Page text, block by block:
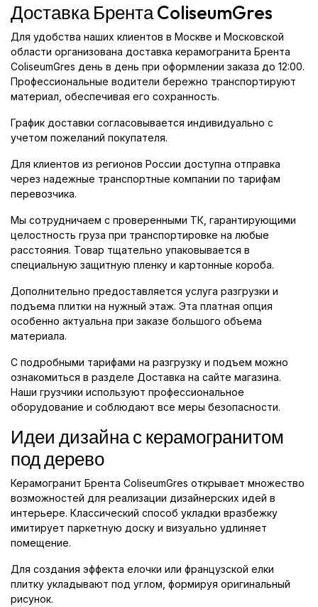
Доставка Брента ColiseumGres
Для удобства наших клиентов в Москве и Московской
области организована доставка керамогранита Брента
ColiseumGres день в день при оформлении заказа до 12:00.
Профессиональные водители бережно транспортируют
материал, обеспечивая его сохранность.
График доставки согласовывается индивидуально с
учетом пожеланий покупателя.
Для клиентов из регионов России доступна отправка
через надежные транспортные компании по тарифам
перевозчика.
Мы сотрудничаем с проверенными ТК, гарантирующими
целостность груза при транспортировке на любые
расстояния. Товар тщательно упаковывается в
специальную защитную пленку и картонные короба.
Дополнительно предоставляется услуга разгрузки и
подъема плитки на нужный этаж. Эта платная опция
особенно актуальна при заказе большого объема
материала.
С подробными тарифами на разгрузку и подъем можно
ознакомиться в разделе Доставка на сайте магазина.
Наши грузчики используют профессиональное
оборудование и соблюдают все меры безопасности.
Идеи дизайна с керамогранитом
под дерево
Керамогранит Брента ColiseumGres открывает множество
возможностей для реализации дизайнерских идей в
интерьере. Классический способ укладки вразбежку
имитирует паркетную доску и визуально удлиняет
помещение.
Для создания эффекта елочки или французской елки
плитку укладывают под углом, формируя оригинальный
рисунок.